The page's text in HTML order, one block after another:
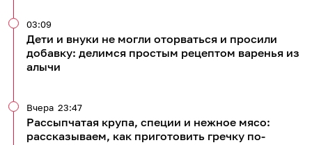
Дети и внуки не могли оторваться и просили
добавку: делимся простым рецептом варенья из
алычи
03:09
Рассыпчатая крупа, специи и нежное мясо:
рассказываем, как приготовить гречку по-
Вчера 23:47